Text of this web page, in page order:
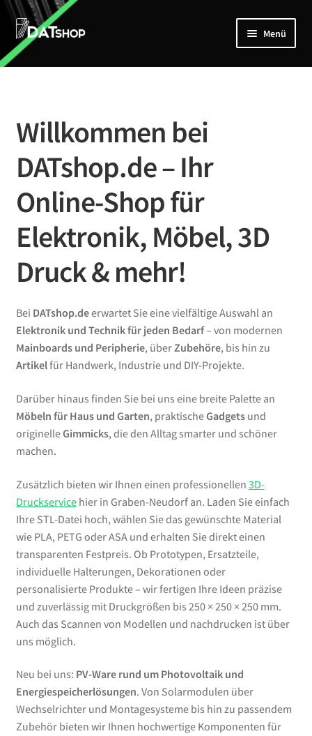
Zur
Navigation
springen
Zum
Inhalt
springen
Menü
Home
Mein Account
Kontakt
Willkommen bei
DATshop.de – Ihr
Online-Shop für
Elektronik, Möbel, 3D
Druck & mehr!
Bei DATshop.deerwartet Sie eine vielfältige Auswahl an
Elektronik und Technik für jeden Bedarf– von modernen
Mainboards und Peripherie, überZubehöre, bis hin zu
Artikelfür Handwerk, Industrie und DIY-Projekte.
Darüber hinaus finden Sie bei uns eine breite Palette an
Möbeln für Haus und Garten, praktischeGadgetsund
originelleGimmicks, die den Alltag smarter und schöner
machen.
Zusätzlich bieten wir Ihnen einen professionellen 3D-
Druckservicehier in Graben-Neudorf an. Laden Sie einfach
Ihre STL-Datei hoch, wählen Sie das gewünschte Material
wie PLA, PETG oder ASA und erhalten Sie direkt einen
transparenten Festpreis. Ob Prototypen, Ersatzteile,
individuelle Halterungen, Dekorationen oder
personalisierte Produkte – wir fertigen Ihre Ideen präzise
und zuverlässig mit Druckgrößen bis 250 × 250 × 250 mm.
Auch das Scannen von Modellen und nachdrucken ist über
uns möglich.
Neu bei uns: PV-Ware rund um Photovoltaik und
Energiespeicherlösungen. Von Solarmodulen über
Wechselrichter und Montagesysteme bis hin zu passendem
Zubehör bieten wir Ihnen hochwertige Komponenten für